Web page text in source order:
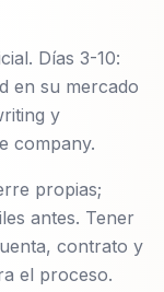
Días 3-10:
en su mercado
y
company.
propias;
antes. Tener
contrato y
el proceso.